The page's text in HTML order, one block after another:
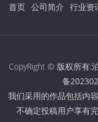
首页 公司简介 行业资
CopyRight © 版权所有:
备
我们采用的作品包括内
不确定投稿用户享有